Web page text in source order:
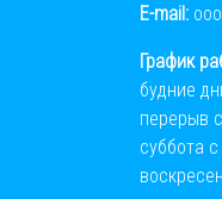
E-mail:
График
будние
перерыв
суббота